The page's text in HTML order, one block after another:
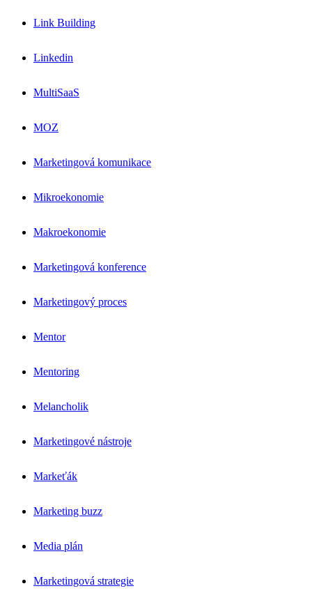
Link Building
Linkedin
MultiSaaS
MOZ
Marketingová komunikace
Mikroekonomie
Makroekonomie
Marketingová konference
Marketingový proces
Mentor
Mentoring
Melancholik
Marketingové nástroje
Markeťák
Marketing buzz
Media plán
Marketingová strategie